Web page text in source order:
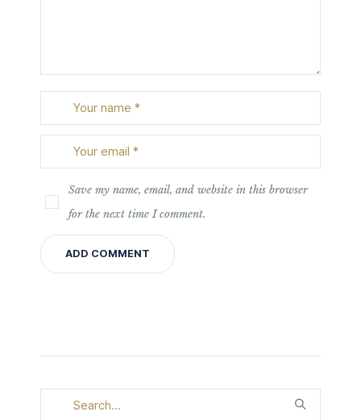
Save my name, email, and website in this browser
for the next time I comment.